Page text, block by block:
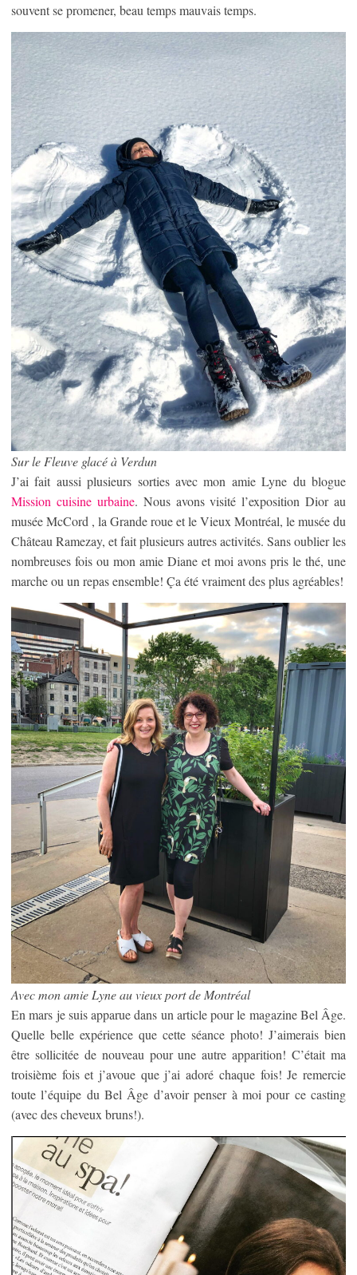
souvent se promener, beau temps mauvais temps.
Sur le Fleuve glacé à Verdun
J’ai fait aussi plusieurs sorties avec mon amie Lyne du blogue
Mission cuisine urbaine. Nous avons visité l’exposition Dior au
musée McCord , la Grande roue et le Vieux Montréal, le musée du
Château Ramezay, et fait plusieurs autres activités. Sans oublier les
nombreuses fois ou mon amie Diane et moi avons pris le thé, une
marche ou un repas ensemble! Ça été vraiment des plus agréables!
Avec mon amie Lyne au vieux port de Montréal
En mars je suis apparue dans un article pour le magazine Bel Âge.
Quelle belle expérience que cette séance photo! J’aimerais bien
être sollicitée de nouveau pour une autre apparition! C’était ma
troisième fois et j’avoue que j’ai adoré chaque fois! Je remercie
toute l’équipe du Bel Âge d’avoir penser à moi pour ce casting
(avec des cheveux bruns!).